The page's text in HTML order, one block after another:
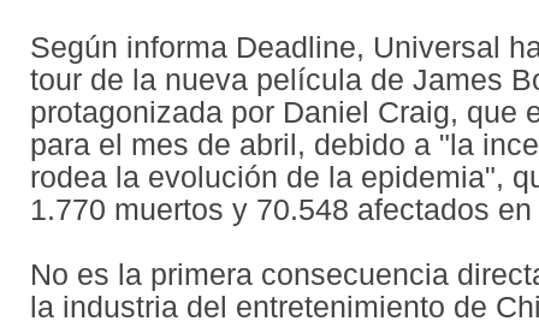
Según informa Deadline, Universal
tour de la nueva película de James
protagonizada por Daniel Craig, que
para el mes de abril, debido a "la
rodea la evolución de la epidemia",
1.770 muertos y 70.548 afectados
No es la primera consecuencia
la industria del entretenimiento de